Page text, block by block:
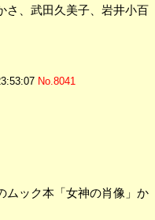
さ、武田久美子、岩井小百
No.8041
ムック本「女神の肖像」か